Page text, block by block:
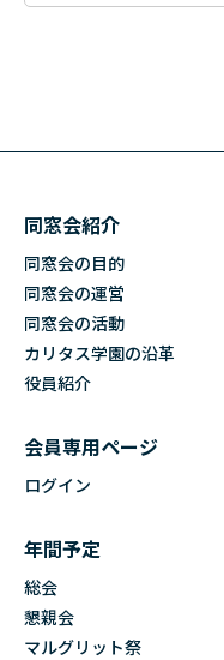
同窓会紹介
同窓会の目的
同窓会の運営
同窓会の活動
カリタス学園の沿革
役員紹介
会員専用ページ
ログイン
年間予定
総会
懇親会
マルグリット祭